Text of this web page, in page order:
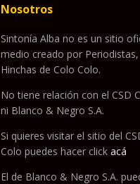
Nosotros
Sintonía Alba no es un sitio
medio creado por
Hinchas de Colo Colo.
No tiene relación con el CSD
ni Blanco & Negro S.A.
Si quieres visitar el sitio del
Colo puedes hacer click acá
El de Blanco & Negro S.A.